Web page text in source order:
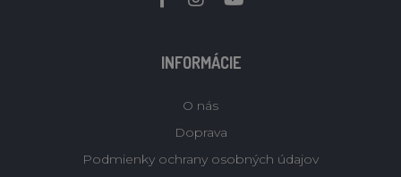
INFORMÁCIE
O nás
Doprava
Podmienky ochrany osobných údajov